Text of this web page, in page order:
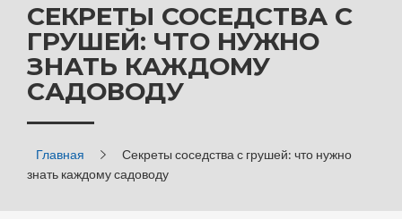
СЕКРЕТЫ СОСЕДСТВА С
ГРУШЕЙ: ЧТО НУЖНО
ЗНАТЬ КАЖДОМУ
САДОВОДУ
Главная
Секреты соседства с грушей: что нужно
знать каждому садоводу